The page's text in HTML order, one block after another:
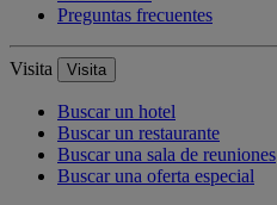
Preguntas frecuentes
Visita Visita
Buscar un hotel
Buscar un restaurante
Buscar una sala de reuniones
Buscar una oferta especial